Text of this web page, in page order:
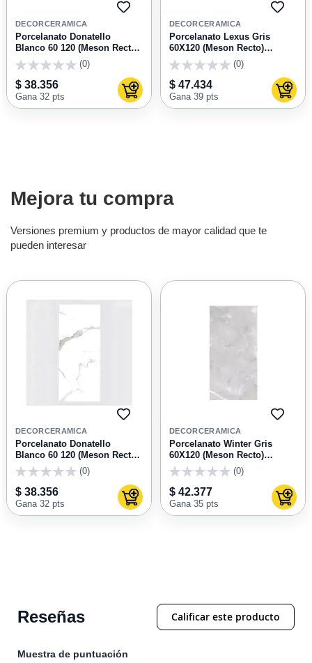
AGREGAR
FAVORITOS
DECORCERAMICA
Porcelanato Donatello
Blanco 60 120 (Meson Recto)
Unidad
(0)
$ 38.356
Gana 32 pts Agregar al carrito
DECORCERAMICA
Porcelanato Lexus Gris
60X120 (Meson Recto)
Unidad
(0)
$ 47.434
Gana 39 pts
Mejora tu compra
Versiones premium y productos de mayor calidad que te
pueden interesar
AGREGAR
FAVORITOS
DECORCERAMICA
Porcelanato Donatello
Blanco 60 120 (Meson Recto)
Unidad
(0)
$ 38.356
Gana 32 pts Agregar al carrito
DECORCERAMICA
Porcelanato Winter Gris
60X120 (Meson Recto)
Unidad
(0)
$ 42.377
Gana 35 pts
Reseñas Calificar este producto
Muestra de puntuación